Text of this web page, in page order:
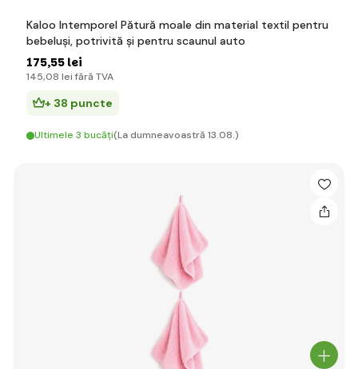
Kaloo Intemporel Pătură moale din material textil pentru
bebeluși, potrivită și pentru scaunul auto
175,55 lei
145,08 lei fără TVA
+ 38 puncte
Ultimele 3 bucăți(La dumneavoastră 13.08.)